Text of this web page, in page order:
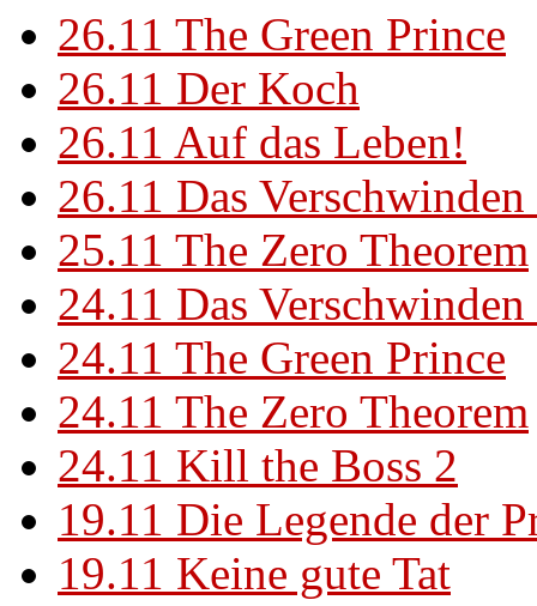
26.11 The Green Prince
26.11 Der Koch
26.11 Auf das Leben!
26.11 Das
25.11 The Zero Theorem
24.11 Das
24.11 The Green Prince
24.11 The Zero Theorem
24.11 Kill the Boss 2
19.11 Die Legende der
19.11 Keine gute Tat